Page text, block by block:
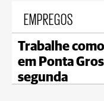
EMPREGOS
Trabalhe
em Ponta
segunda